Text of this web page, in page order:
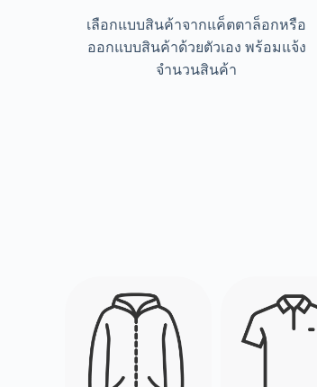
เลือกแบบสินค้าจากแค็ตตาล็อกหรือ
ออกแบบสินค้าด้วยตัวเอง พร้อมแจ้ง
จำนวนสินค้า